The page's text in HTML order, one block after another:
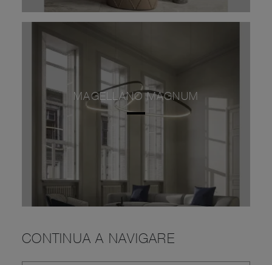
MAGELLANO MAGNUM
CONTINUA A NAVIGARE